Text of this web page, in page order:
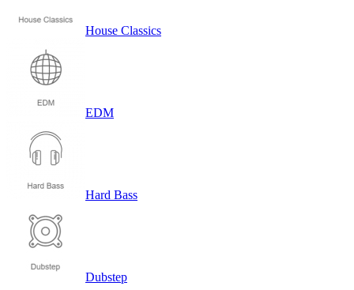
House Classics
EDM
Hard Bass
Dubstep